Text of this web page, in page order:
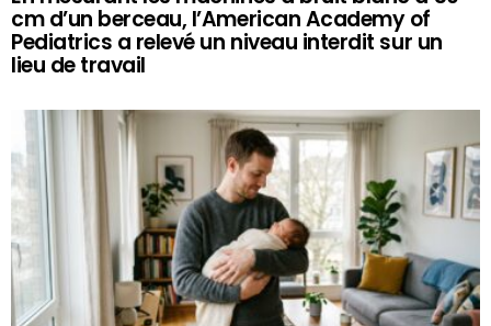
cm d’un berceau, l’American Academy of
Pediatrics a relevé un niveau interdit sur un
lieu de travail